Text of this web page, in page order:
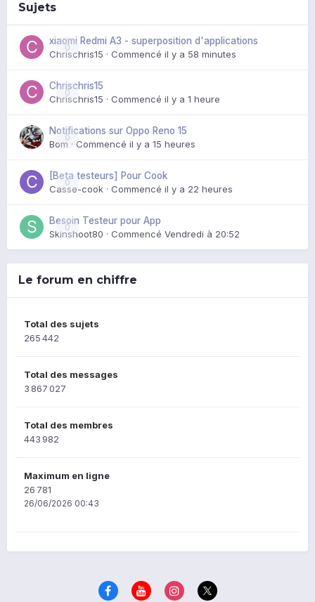
Sujets
0
xiaomi Redmi A3 - superposition d'applications
Chrischris15 · Commencé il y a 58 minutes
0
Chrischris15
Chrischris15 · Commencé il y a 1 heure
0
Notifications sur Oppo Reno 15
Bom · Commencé il y a 15 heures
0
[Beta testeurs] Pour Cook
Casse-cook · Commencé il y a 22 heures
0
Besoin Testeur pour App
Skinshoot80 · Commencé Vendredi à 20:52
Le forum en chiffre
Total des sujets
265 442
Total des messages
3 867 027
Total des membres
443 982
Maximum en ligne
26 781
26/06/2026 00:43